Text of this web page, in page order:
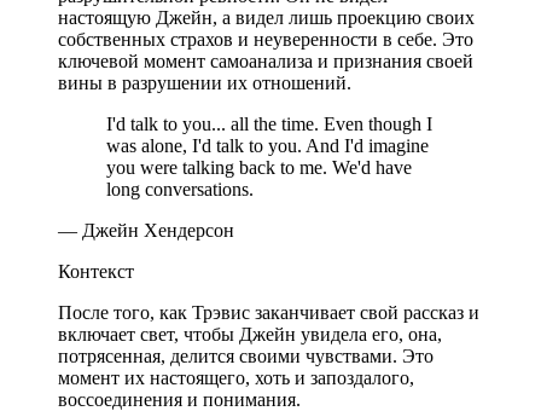
настоящую Джейн, а видел лишь проекцию своих
собственных страхов и неуверенности в себе. Это
ключевой момент самоанализа и признания своей
вины в разрушении их отношений.
I'd talk to you... all the time. Even though I
was alone, I'd talk to you. And I'd imagine
you were talking back to me. We'd have
long conversations.
— Джейн Хендерсон
Контекст
После того, как Трэвис заканчивает свой рассказ и
включает свет, чтобы Джейн увидела его, она,
потрясенная, делится своими чувствами. Это
момент их настоящего, хоть и запоздалого,
воссоединения и понимания.